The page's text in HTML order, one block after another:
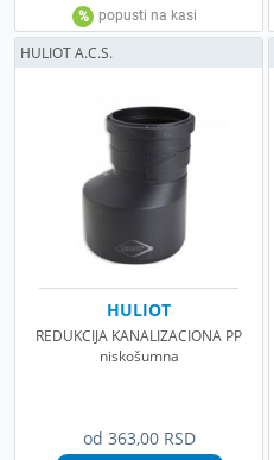
od 363,00 RSD
HULIOT
REDUKCIJA KANALIZACIONA PP
niskošumna
HULIOT A.C.S.